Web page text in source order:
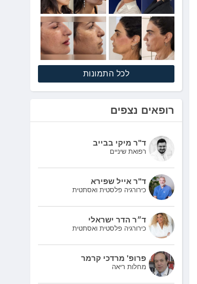
לכל התמונות
רופאים נצפים
ד"ר מיקי בבייב
רפואת שיניים
ד"ר אייל שפירא
כירורגיה פלסטית ואסתטית
ד״ר הדר ישראלי
כירורגיה פלסטית ואסתטית
פרופ' מרדכי קרמר
מחלות ריאה